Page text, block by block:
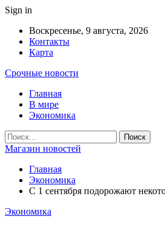
Sign in
Воскресенье, 9 августа, 2026
Контакты
Карта
Срочные новости
Главная
В мире
Экономика
Магазин новостей
Главная
Экономика
С 1 сентября подорожают
Экономика